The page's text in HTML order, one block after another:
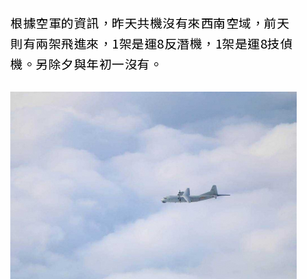
根據空軍的資訊，昨天共機沒有來西南空域，前天
則有兩架飛進來，1架是運8反潛機，1架是運8技偵
機。另除夕與年初一沒有。